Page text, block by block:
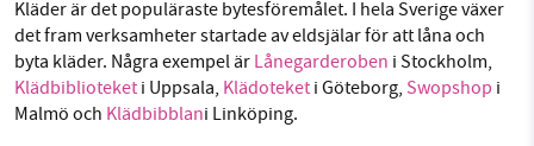
Kläder är det populäraste bytesföremålet. I hela Sverige växer
det fram verksamheter startade av eldsjälar för att låna och
byta kläder. Några exempel är Lånegarderoben i Stockholm,
Klädbiblioteket i Uppsala, Klädoteket i Göteborg, Swopshop i
Malmö och Klädbibblani Linköping.
Stötta vårt arbete genom att swisha en slant till
1231368703